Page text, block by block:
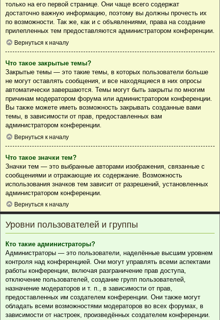
только на его первой странице. Они чаще всего содержат
достаточно важную информацию, поэтому вы должны прочесть их
по возможности. Так же, как и с объявлениями, права на создание
прилепленных тем предоставляются администратором конференции.
Вернуться к началу
Что такое закрытые темы?
Закрытые темы — это такие темы, в которых пользователи больше
не могут оставлять сообщения, и все находящиеся в них опросы
автоматически завершаются. Темы могут быть закрыты по многим
причинам модератором форума или администратором конференции.
Вы также можете иметь возможность закрывать созданные вами
темы, в зависимости от прав, предоставленных вам
администратором конференции.
Вернуться к началу
Что такое значки тем?
Значки тем — это выбранные авторами изображения, связанные с
сообщениями и отражающие их содержание. Возможность
использования значков тем зависит от разрешений, установленных
администратором конференции.
Вернуться к началу
Уровни пользователей и группы
Кто такие администраторы?
Администраторы — это пользователи, наделённые высшим уровнем
контроля над конференцией. Они могут управлять всеми аспектами
работы конференции, включая разграничение прав доступа,
отключение пользователей, создание групп пользователей,
назначение модераторов и т. п., в зависимости от прав,
предоставленных им создателем конференции. Они также могут
обладать всеми возможностями модераторов во всех форумах, в
зависимости от настроек, произведённых создателем конференции.